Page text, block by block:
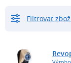
Filtrovat